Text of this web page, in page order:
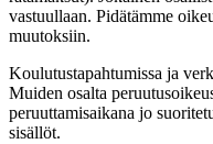
vastuullaan. Pidätämme
muutoksiin.
Koulutustapahtumissa ja
Muiden osalta
peruuttamisaikana jo
sisällöt.